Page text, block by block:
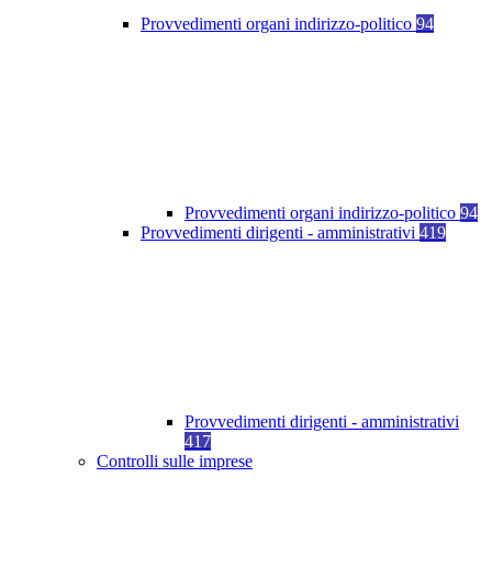
Provvedimenti organi indirizzo-politico 94
Provvedimenti organi indirizzo-politico 94
Provvedimenti dirigenti - amministrativi 419
Provvedimenti dirigenti - amministrativi
417
Controlli sulle imprese